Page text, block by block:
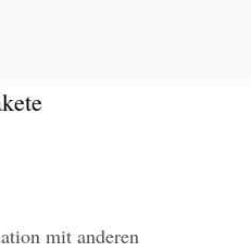
mit anderen